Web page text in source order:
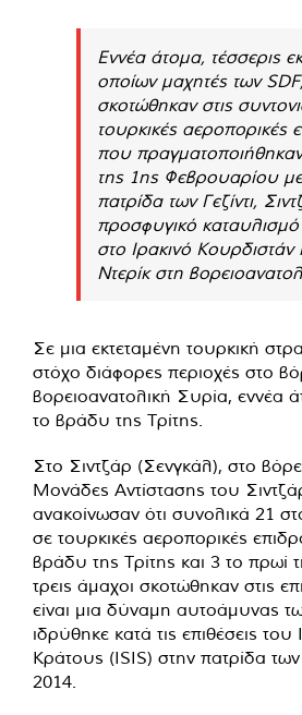
Εννέα άτομα, τέσσερις
οποίων μαχητές των SDF,
σκοτώθηκαν στις
τουρκικές αεροπορικές
που
της 1ης Φεβρουαρίου
πατρίδα των Γεζίντι,
προσφυγικό
στο Ιρακινό Κουρδιστάν
Ντερίκ στη
Σε μια εκτεταμένη τουρκική
στόχο διάφορες περιοχές στο
βορειοανατολική Συρία, εννέα
το βράδυ της Τρίτης.
Στο Σιντζάρ (Σενγκάλ), στο
Μονάδες Αντίστασης του
ανακοίνωσαν ότι συνολικά 21
σε τουρκικές αεροπορικές
βράδυ της Τρίτης και 3 το πρωί
τρεις άμαχοι σκοτώθηκαν στις
είναι μια δύναμη αυτοάμυνας
ιδρύθηκε κατά τις επιθέσεις του
Κράτους (ISIS) στην πατρίδα των
2014.